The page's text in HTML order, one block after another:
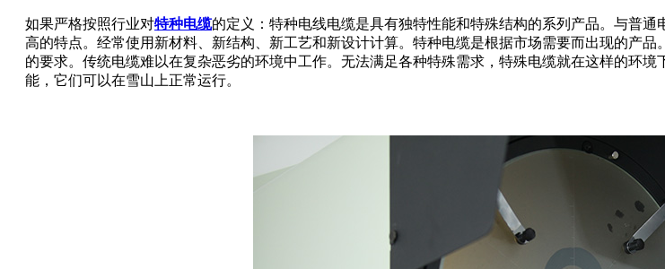
如果严格按照行业对特种电缆的定义：特种电线电缆是具有独特性能和特殊结构的系列产品。与普
高的特点。经常使用新材料、新结构、新工艺和新设计计算。特种电缆是根据市场需要而出现的产
的要求。传统电缆难以在复杂恶劣的环境中工作。无法满足各种特殊需求，特殊电缆就在这样的环
能，它们可以在雪山上正常运行。